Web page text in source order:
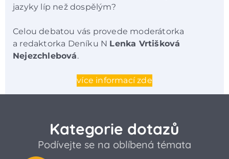
jazyky líp než dospělým?
Celou debatou vás provede moderátorka
a redaktorka Deníku N Lenka Vrtišková
Nejezchlebová.
více informací zde
Kategorie dotazů
Podívejte se na oblíbená témata